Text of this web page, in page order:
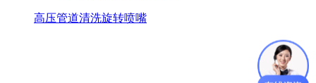
高压管道清洗旋转喷嘴